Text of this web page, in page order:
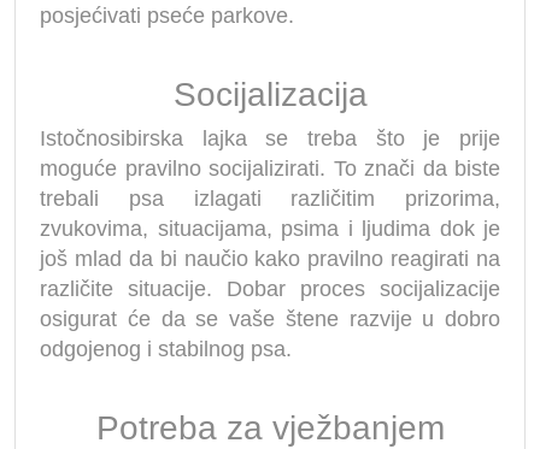
posjećivati pseće parkove.
Socijalizacija
Istočnosibirska lajka se treba što je prije
moguće pravilno socijalizirati. To znači da biste
trebali psa izlagati različitim prizorima,
zvukovima, situacijama, psima i ljudima dok je
još mlad da bi naučio kako pravilno reagirati na
različite situacije. Dobar proces socijalizacije
osigurat će da se vaše štene razvije u dobro
odgojenog i stabilnog psa.
Potreba za vježbanjem